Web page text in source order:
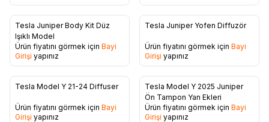
Favorilere Ekle
Tesla Juniper Body Kit Düz
Işıklı Model
Ürün fiyatını görmek için Bayi
Girişi yapınız
Tesla Juniper Yofen Diffuzör
Ürün fiyatını görmek için Bayi
Girişi yapınız
Tesla Model Y 21-24 Diffuser
Ürün fiyatını görmek için Bayi
Girişi yapınız
Favorilere Ekle
Tesla Model Y 2025 Juniper
Ön Tampon Yan Ekleri
Ürün fiyatını görmek için Bayi
Girişi yapınız